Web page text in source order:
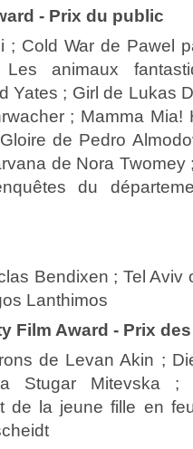
- Prix du public
; Cold War de Pawel
animaux
Yates ; Girl de Lukas
; Mamma
de Pedro
de Nora Twomey
du
Bendixen ; Tel Aviv
Lanthimos
Film Award - Prix
de Levan Akin ;
Stugar Mitevska ;
de la jeune fille en